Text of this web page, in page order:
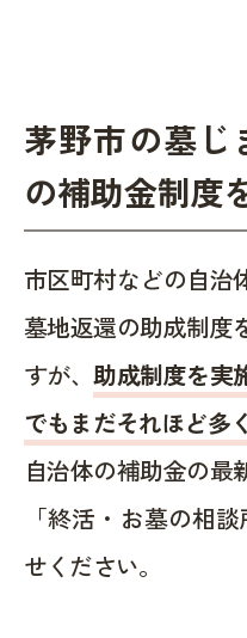
茅野市の墓じ
の補助金制度
市区町村などの自治
墓地返還の助成制度
すが、助成制度を実
でもまだそれほど多
自治体の補助金の最
「終活・お墓の相
せください。